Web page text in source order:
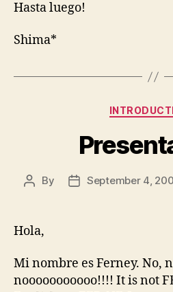
Hasta luego!
Shima*
Post
By
PostSeptember 4,
Hola,
Mi nombre es Ferney. No,
nooooooooooo!!!! It is not